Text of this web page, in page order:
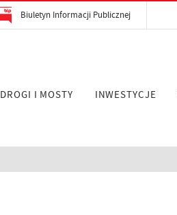
Biuletyn Informacji Publicznej
DROGI I MOSTY INWESTYCJE